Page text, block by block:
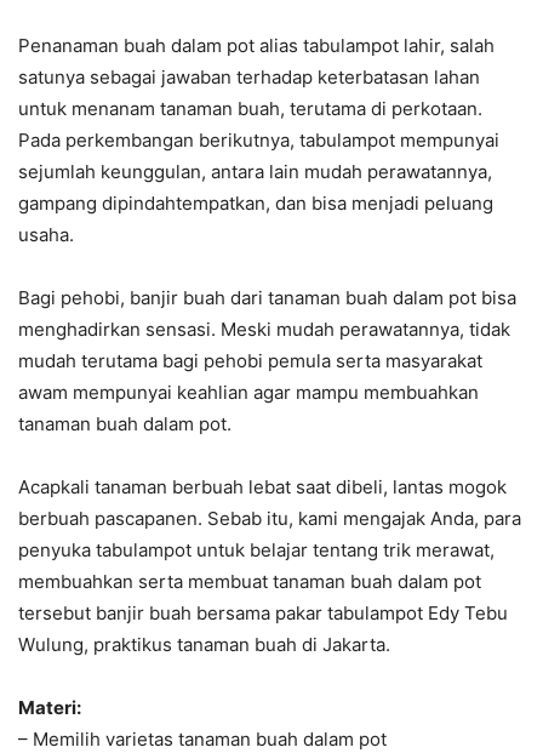
Penanaman buah dalam pot alias tabulampot lahir, salah
satunya sebagai jawaban terhadap keterbatasan lahan
untuk menanam tanaman buah, terutama di perkotaan.
Pada perkembangan berikutnya, tabulampot mempunyai
sejumlah keunggulan, antara lain mudah perawatannya,
gampang dipindahtempatkan, dan bisa menjadi peluang
usaha.
Bagi pehobi, banjir buah dari tanaman buah dalam pot bisa
menghadirkan sensasi. Meski mudah perawatannya, tidak
mudah terutama bagi pehobi pemula serta masyarakat
awam mempunyai keahlian agar mampu membuahkan
tanaman buah dalam pot.
Acapkali tanaman berbuah lebat saat dibeli, lantas mogok
berbuah pascapanen. Sebab itu, kami mengajak Anda, para
penyuka tabulampot untuk belajar tentang trik merawat,
membuahkan serta membuat tanaman buah dalam pot
tersebut banjir buah bersama pakar tabulampot Edy Tebu
Wulung, praktikus tanaman buah di Jakarta.
Materi:
– Memilih varietas tanaman buah dalam pot